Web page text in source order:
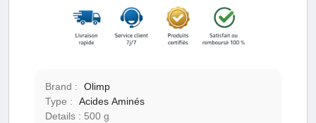
Brand :
Olimp
Type :
Acides Aminés
Details :
500 g